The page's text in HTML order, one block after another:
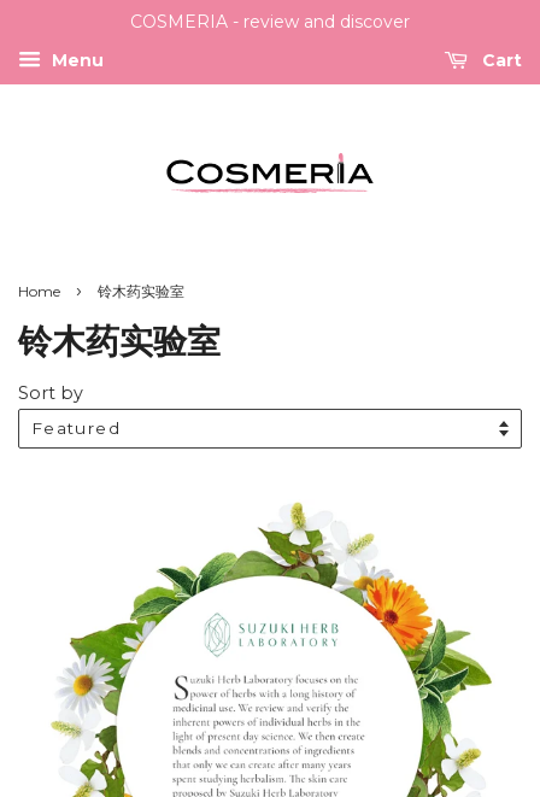
COSMERIA - review and discover
Menu
Cart
Home › 铃木药实验室
铃木药实验室
Sort by